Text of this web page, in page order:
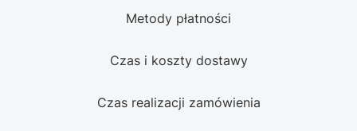
Metody płatności
Czas i koszty dostawy
Czas realizacji zamówienia